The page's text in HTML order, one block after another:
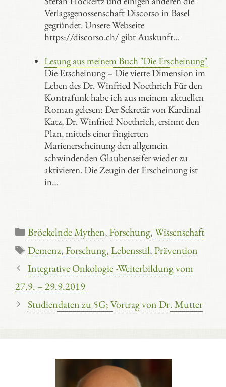
Verlagsgenossenschaft Discorso in Basel
gegründet. Unsere Webseite
https://discorso.ch/ gibt Auskunft…
Lesung aus meinem Buch "Die Erscheinung"
Die Erscheinung – Die vierte Dimension im
Leben des Dr. Winfried Noethrich Für den
Kontrafunk habe ich aus meinem aktuellen
Roman gelesen: Der Sekretär von Kardinal
Katz, Dr. Winfried Noethrich, ersinnt den
Plan, mittels einer fingierten
Marienerscheinung den allgemein
schwindenden Glaubenseifer wieder zu
aktivieren. Die Zeugin der Erscheinung ist
in…
Kategorien
Bröckelnde Mythen,Forschung,Wissenschaft
Schlagwörter
Demenz,Forschung,Lebensstil,Prävention
Integrative Onkologie -Weiterbildung vom
27.9. – 29.9.2019
Studiendaten zu 5G; Vortrag von Dr. Mutter